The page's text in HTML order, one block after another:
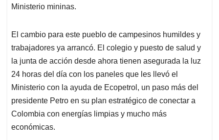
Ministerio mininas.
El cambio para este pueblo de campesinos humildes y
trabajadores ya arrancó. El colegio y puesto de salud y
la junta de acción desde ahora tienen asegurada la luz
24 horas del día con los paneles que les llevó el
Ministerio con la ayuda de Ecopetrol, un paso más del
presidente Petro en su plan estratégico de conectar a
Colombia con energías limpias y mucho más
económicas.